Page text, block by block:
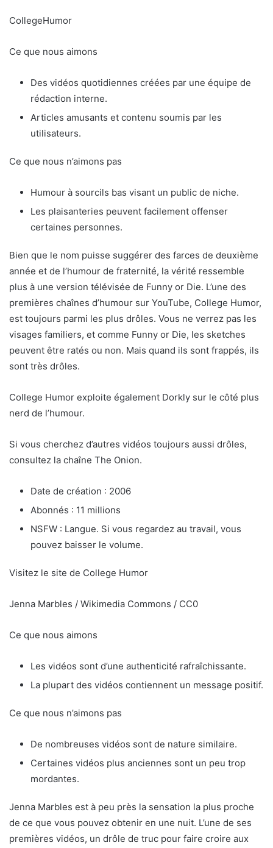
CollegeHumor
Ce que nous aimons
Des vidéos quotidiennes créées par une équipe de
rédaction interne.
Articles amusants et contenu soumis par les
utilisateurs.
Ce que nous n’aimons pas
Humour à sourcils bas visant un public de niche.
Les plaisanteries peuvent facilement offenser
certaines personnes.
Bien que le nom puisse suggérer des farces de deuxième
année et de l’humour de fraternité, la vérité ressemble
plus à une version télévisée de Funny or Die. L’une des
premières chaînes d’humour sur YouTube, College Humor,
est toujours parmi les plus drôles. Vous ne verrez pas les
visages familiers, et comme Funny or Die, les sketches
peuvent être ratés ou non. Mais quand ils sont frappés, ils
sont très drôles.
College Humor exploite également Dorkly sur le côté plus
nerd de l’humour.
Si vous cherchez d’autres vidéos toujours aussi drôles,
consultez la chaîne The Onion.
Date de création : 2006
Abonnés : 11 millions
NSFW : Langue. Si vous regardez au travail, vous
pouvez baisser le volume.
Visitez le site de College Humor
Jenna Marbles / Wikimedia Commons / CC0
Ce que nous aimons
Les vidéos sont d’une authenticité rafraîchissante.
La plupart des vidéos contiennent un message positif.
Ce que nous n’aimons pas
De nombreuses vidéos sont de nature similaire.
Certaines vidéos plus anciennes sont un peu trop
mordantes.
Jenna Marbles est à peu près la sensation la plus proche
de ce que vous pouvez obtenir en une nuit. L’une de ses
premières vidéos, un drôle de truc pour faire croire aux